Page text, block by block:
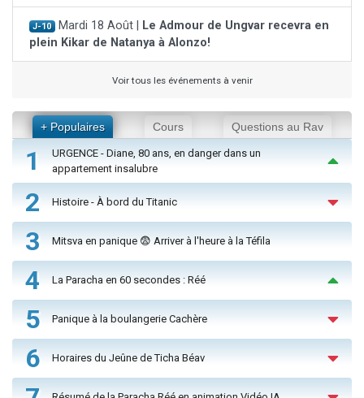
J-10 Mardi 18 Août |
Le Admour de Ungvar recevra en
plein Kikar de Natanya à Alonzo!
Voir tous les événements à venir
+ Populaires Cours Questions au Rav
1
URGENCE - Diane, 80 ans, en danger dans un
appartement insalubre
2 Histoire - À bord du Titanic
3 Mitsva en panique 😨 Arriver à l'heure à la Téfila
4 La Paracha en 60 secondes : Réé
5 Panique à la boulangerie Cachère
6 Horaires du Jeûne de Ticha Béav